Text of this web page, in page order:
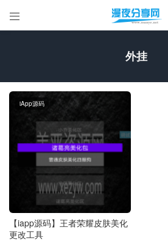

外挂
【iapp源码】王者荣耀皮肤美化
更改工具
iApp源码